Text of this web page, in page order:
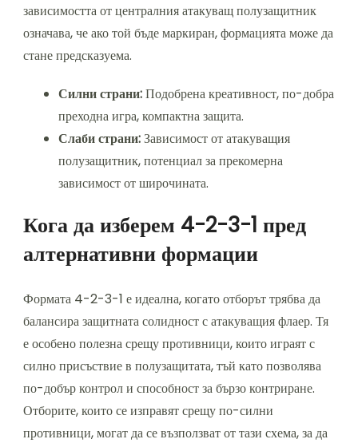
зависимостта от централния атакуващ полузащитник
означава, че ако той бъде маркиран, формацията може да
стане предсказуема.
Силни страни:Подобрена креативност, по-добра
преходна игра, компактна защита.
Слаби страни:Зависимост от атакуващия
полузащитник, потенциал за прекомерна
зависимост от широчината.
Кога да изберем 4-2-3-1 пред
алтернативни формации
Формата 4-2-3-1 е идеална, когато отборът трябва да
балансира защитната солидност с атакуващия флаер. Тя
е особено полезна срещу противници, които играят с
силно присъствие в полузащитата, тъй като позволява
по-добър контрол и способност за бързо контриране.
Отборите, които се изправят срещу по-силни
противници, могат да се възползват от тази схема, за да